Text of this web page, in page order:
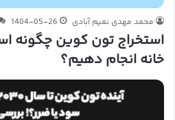
محمد مهدی نعیم آبادی 1404-05-26
استخراج تون کوین چگونه
خانه انجام دهیم؟